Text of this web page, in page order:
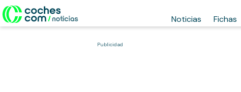
Noticias Fichas
Publicidad